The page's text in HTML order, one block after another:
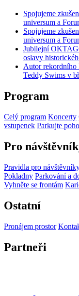
Spojujeme
universum a
Spojujeme
universum a
Jubilejní
oslavy
Autor rekordního
Teddy Swims v
Program
Celý program Koncerty
vstupenek Parkujte
Pro
Pravidla pro
Pokladny Parkování a
Vyhněte se frontám
Ostatní
Pronájem prostor
Partneři